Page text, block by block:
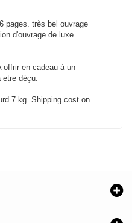
pages. très bel ouvrage
d'ouvrage de luxe
offrir en cadeau à un
etre déçu.
7 kg Shipping cost on